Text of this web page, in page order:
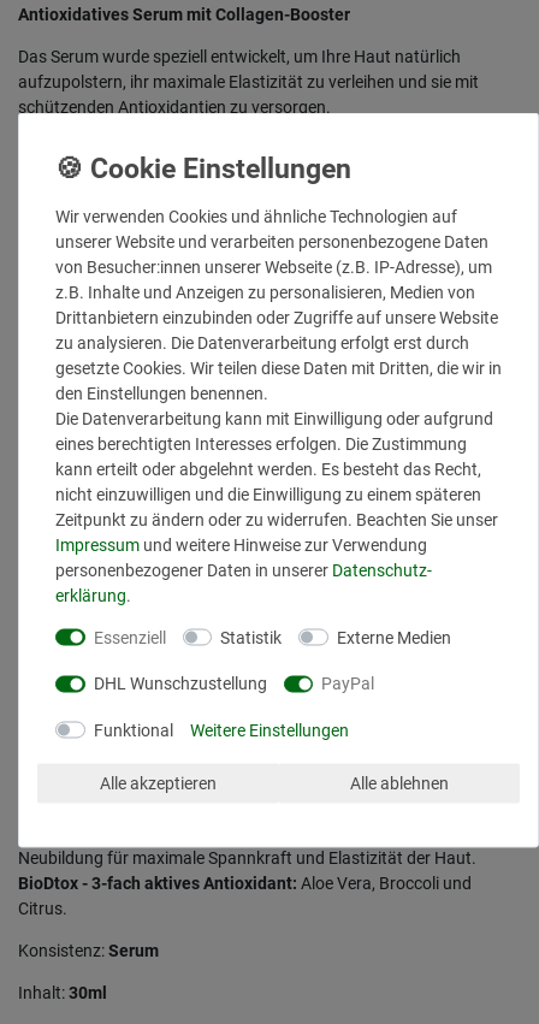
Antioxidatives Serum mit Collagen-Booster
Das Serum wurde speziell entwickelt, um Ihre Haut natürlich
aufzupolstern, ihr maximale Elastizität zu verleihen und sie mit
schützenden Antioxidantien zu versorgen.
Warum unser Hyaluron Serum?
Intensive Feuchtigkeit:Bindet das Vielfache des
Eigengewichts an Feuchtigkeit und polstert die Haut von
innen auf.
Anti-Aging:Reduziert die Faltentiefe und verbessert die
Elastizität der Haut.
Vegan & natürlich:Frei von tierischen Inhaltsstoffen und
Parabenen.
Hochwertige Inhaltsstoffe:Hyaluronsäure, Panthenol, Q10
und weitere natürliche Extrakte.
Geeignet für alle Hauttypen
Unser Serum ist für alle Hauttypen geeignet, insbesondere für
trockene und reife Anti-Aging Haut.
Erleben Sie den Unterschiedkombinierter
Wirkstoffe!
Hyaluronsäure
Collagen Booster
Brokkoli Extrakt
Hyaluronsäure- Füllt Feuchtigkeitsspeicher für eine pralle, glatte
Neubildung für maximale Spannkraft und Elastizität der Haut.
BioDtox - 3-fach aktives Antioxidant: Aloe Vera, Broccoli und
Citrus.
Konsistenz:Serum
Inhalt:30ml
Wir verwenden Cookies und ähnliche Technologien auf
unserer Website und verarbeiten personenbezogene Daten
von Besucher:innen unserer Webseite (z.B. IP-Adresse), um
z.B. Inhalte und Anzeigen zu personalisieren, Medien von
Drittanbietern einzubinden oder Zugriffe auf unsere Website
zu analysieren. Die Datenverarbeitung erfolgt erst durch
gesetzte Cookies. Wir teilen diese Daten mit Dritten, die wir in
den Einstellungen benennen.
Die Datenverarbeitung kann mit Einwilligung oder aufgrund
eines berechtigten Interesses erfolgen. Die Zustimmung
kann erteilt oder abgelehnt werden. Es besteht das Recht,
nicht einzuwilligen und die Einwilligung zu einem späteren
Zeitpunkt zu ändern oder zu widerrufen. Beachten Sie unser
Impressum und weitere Hinweise zur Verwendung
personenbezogener Daten in unserer Daten­schutz­
erklärung
Essenziell Statistik Externe Medien
DHL Wunschzustellung PayPal
Funktional Weitere Einstellungen
Alle akzeptieren Alle ablehnen